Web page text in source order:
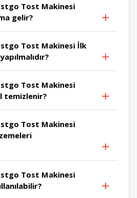
Tost Makinesi
gelir?
Tost Makinesi İlk
Tost Makinesi
temizlenir?
Tost Makinesi
Tost Makinesi